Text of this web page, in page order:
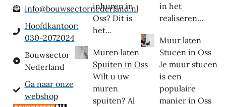
info@bouwsectornederland.nl
Hoofdkantoor:
030-2072024
Bouwsector
Nederland
Ga naar onze
webshop
inhuren in
Oss? Dit is
het...
Muren laten
Spuiten in Oss
Wilt u uw
muren
spuiten? Al
in het
realiseren...
Muur laten
Stucen in Oss
Je muur stucen
is een
populaire
manier in Oss